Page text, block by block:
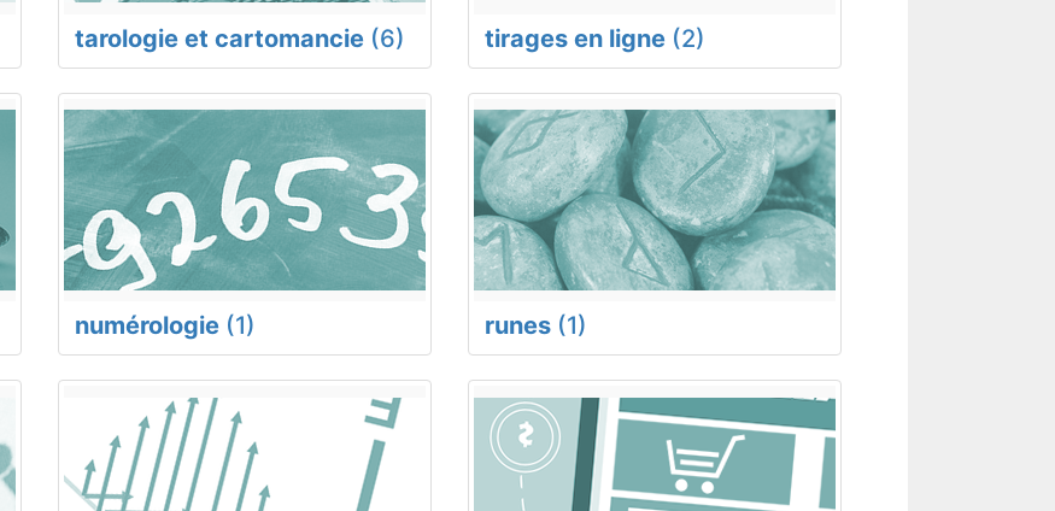
tarologie et cartomancie (6) tirages en ligne (2)
numérologie (1) runes (1)